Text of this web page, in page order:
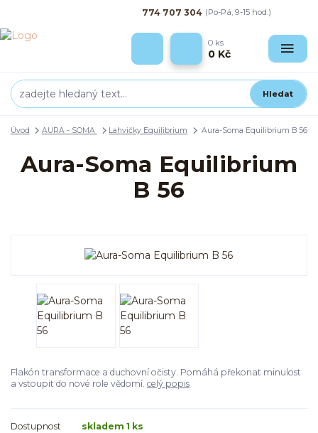
Hledat
774 707 304 (Po-Pá, 9-15 hod.)
0 ks
0 Kč
Úvod AURA - SOMA Lahvičky Equilibrium Aura-Soma Equilibrium B 56
Aura-Soma Equilibrium
B 56
Flakón transformace a duchovní očisty. Pomáhá překonat minulost
a vstoupit do nové role vědomí. celý popis
Dostupnost
skladem 1 ks